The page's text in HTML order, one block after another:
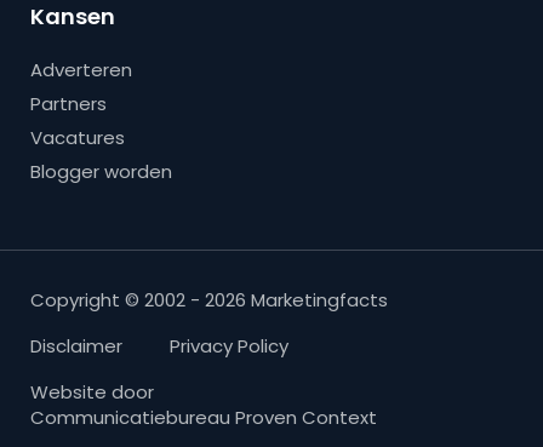
Kansen
Adverteren
Partners
Vacatures
Blogger worden
Copyright © 2002 - 2026 Marketingfacts
Disclaimer
Privacy Policy
Website door
Communicatiebureau Proven Context